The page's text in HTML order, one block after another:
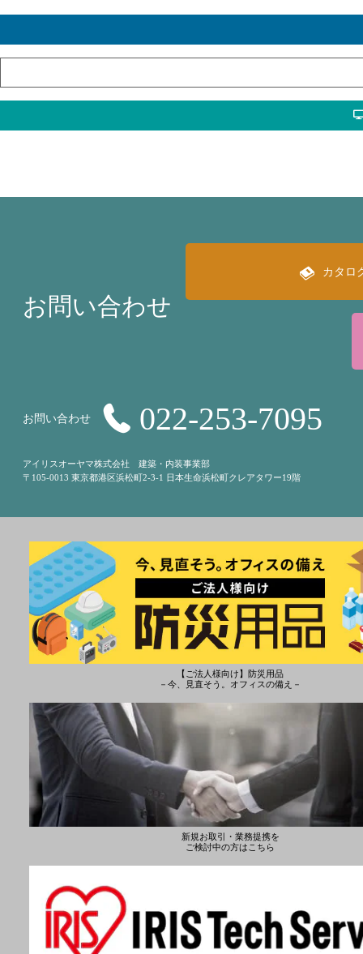
お問い合わせ
カタロ
お問い合わせ 022-253-7095
アイリスオーヤマ株式会社 建築・内装事業部
〒105-0013 東京都港区浜松町2-3-1 日本生命浜松町クレアタワー19階
【ご法人様向け】防災用品
－今、見直そう。オフィスの備え－
新規お取引・業務提携を
ご検討中の方はこちら